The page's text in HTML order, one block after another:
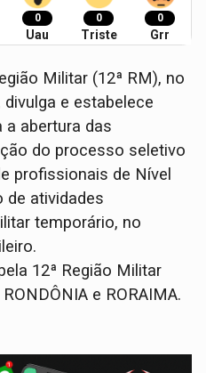
0
Uau
0
Triste
0
Grr
Militar (12ª RM), no
e estabelece
abertura das
do processo seletivo
profissionais de Nível
de atividades
temporário, no
12ª Região Militar
e RORAIMA.